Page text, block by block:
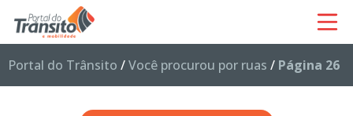
Portal do Trânsito /Você procurou por ruas / Página 26